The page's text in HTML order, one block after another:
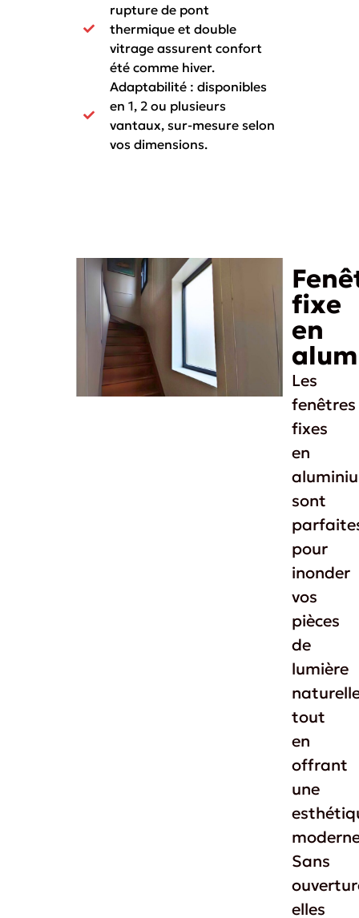
rupture de pont
thermique et double
vitrage assurent confort
été comme hiver.
Adaptabilité : disponibles
en 1, 2 ou plusieurs
vantaux, sur-mesure selon
vos dimensions.
fixe
en
Les
fenêtres
fixes
en
sont
pour
inonder
vos
pièces
de
lumière
tout
en
offrant
une
Sans
elles